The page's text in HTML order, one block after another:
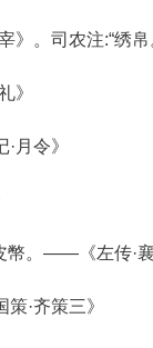
》。司农注:“绣帛
》
月令》
幣。——《左传·襄
·齐策三》